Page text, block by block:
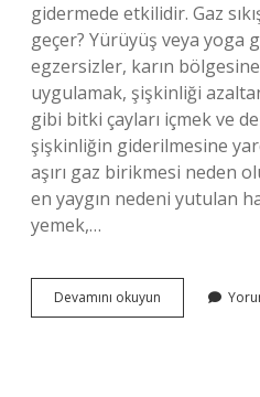
gidermede etkilidir. Gaz
geçer? Yürüyüş veya yoga
egzersizler, karın
uygulamak, şişkinliği
gibi bitki çayları içmek ve
şişkinliğin giderilmesine
aşırı gaz birikmesi neden
en yaygın nedeni yutulan
yemek,…
Devamını okuyun
Ve